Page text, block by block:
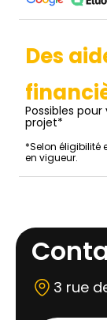
Des
Possibles pour
projet*
*Selon éligibilité
en vigueur.
3 rue